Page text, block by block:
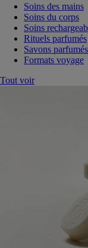
Soins des mains
Soins du corps
Soins
Rituels parfumés
Savons parfumés
Formats voyage
Tout voir